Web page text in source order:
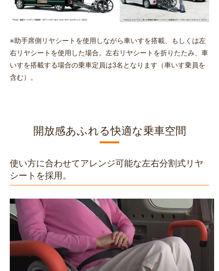
※助手席側リヤシートを使用しながら車いすを搭載、もしくは左
右リヤシートを使用した場合。左右リヤシートを折りたたみ、車
いすを搭載する場合の乗車定員は3名となります（車いす乗員を
含む）。
開放感あふれる快適な乗車空間
使い方に合わせてアレンジ可能な左右分割式リヤ
シートを採用。